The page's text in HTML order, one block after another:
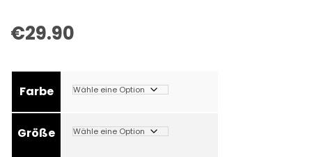
€29.90
Farbe
Größe